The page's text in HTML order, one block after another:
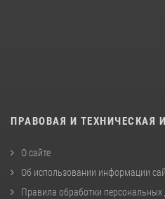
ПРАВОВАЯ И ТЕХНИЧЕСКАЯ
О сайте
Об использовании информации
Правила обработки